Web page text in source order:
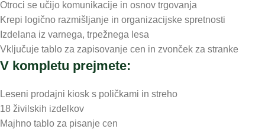
Otroci se učijo komunikacije in osnov trgovanja
Krepi logično razmišljanje in organizacijske spretnosti
Izdelana iz varnega, trpežnega lesa
Vključuje tablo za zapisovanje cen in zvonček za stranke
V kompletu prejmete:
Leseni prodajni kiosk s poličkami in streho
18 živilskih izdelkov
Majhno tablo za pisanje cen